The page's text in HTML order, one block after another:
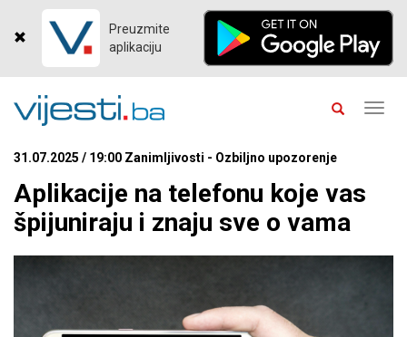
Preuzmite
aplikaciju
31.07.2025 / 19:00 Zanimljivosti - Ozbiljno upozorenje
Aplikacije na telefonu koje vas
špijuniraju i znaju sve o vama